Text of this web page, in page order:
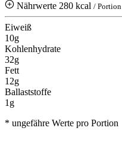
Nährwerte 280 kcal / Portion
Eiweiß
10g
Kohlenhydrate
32g
Fett
12g
Ballaststoffe
1g
* ungefähre Werte pro Portion